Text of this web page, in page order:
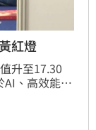
紅燈
升至17.30
AI、高效能運
地緣政治風